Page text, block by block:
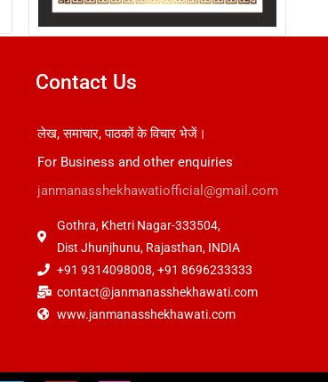
Contact Us
लेख, समाचार, पाठकों के विचार भेजें।
For Business and other enquiries
janmanasshekhawatiofficial@gmail.com
Gothra, Khetri Nagar-333504,
Dist Jhunjhunu, Rajasthan, INDIA
+91 9314098008, +91 8696233333
contact@janmanasshekhawati.com
www.janmanasshekhawati.com